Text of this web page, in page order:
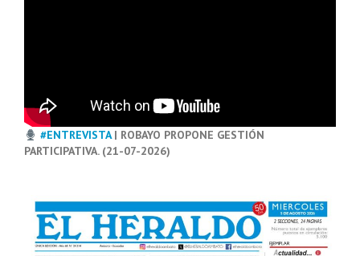
#ENTREVISTA| ROBAYO PROPONE GESTIÓN
PARTICIPATIVA. (21-07-2026)